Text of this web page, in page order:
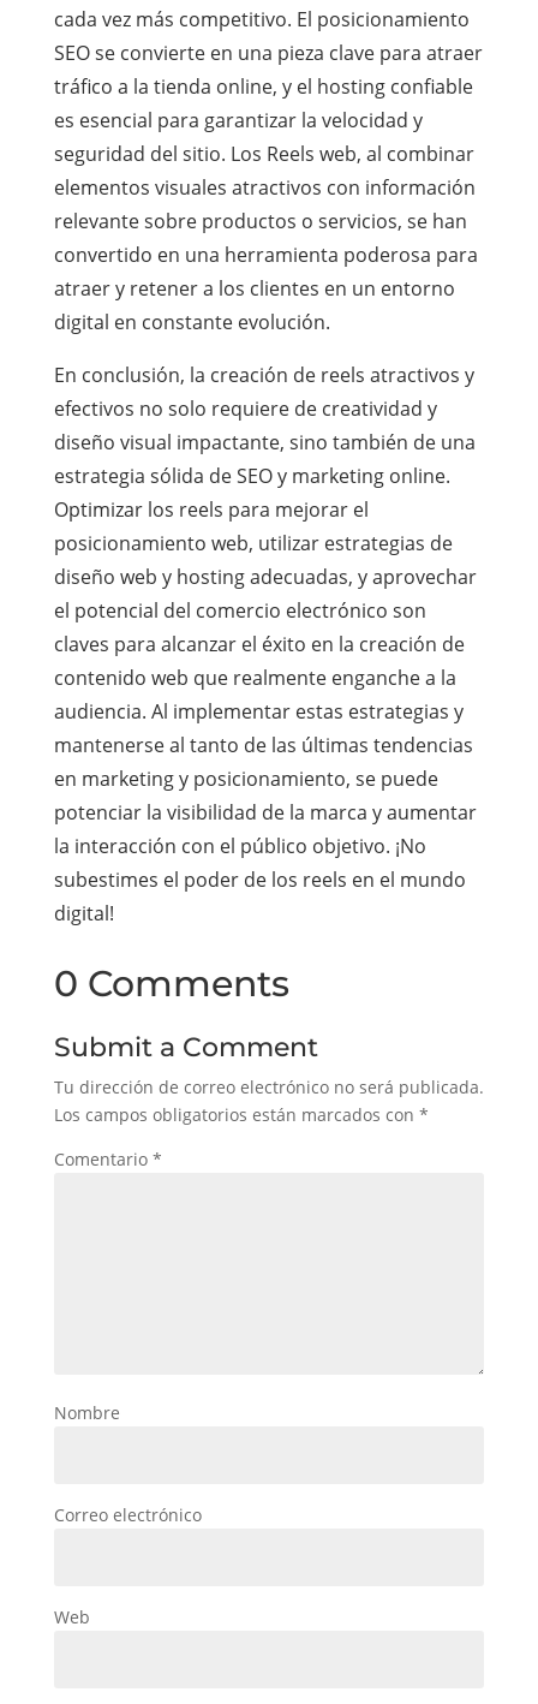
cada vez más competitivo. El posicionamiento
SEO se convierte en una pieza clave para atraer
tráfico a la tienda online, y el hosting confiable
es esencial para garantizar la velocidad y
seguridad del sitio. Los Reels web, al combinar
elementos visuales atractivos con información
relevante sobre productos o servicios, se han
convertido en una herramienta poderosa para
atraer y retener a los clientes en un entorno
digital en constante evolución.
En conclusión, la creación de reels atractivos y
efectivos no solo requiere de creatividad y
diseño visual impactante, sino también de una
estrategia sólida de SEO y marketing online.
Optimizar los reels para mejorar el
posicionamiento web, utilizar estrategias de
diseño web y hosting adecuadas, y aprovechar
el potencial del comercio electrónico son
claves para alcanzar el éxito en la creación de
contenido web que realmente enganche a la
audiencia. Al implementar estas estrategias y
mantenerse al tanto de las últimas tendencias
en marketing y posicionamiento, se puede
potenciar la visibilidad de la marca y aumentar
la interacción con el público objetivo. ¡No
subestimes el poder de los reels en el mundo
digital!
0 Comments
Submit a Comment
Tu dirección de correo electrónico no será publicada.
Los campos obligatorios están marcados con *
Comentario *
Nombre
Correo electrónico
Web